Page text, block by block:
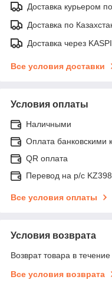
Доставка курьером
Доставка по
Доставка через
Все условия доставки
Условия оплаты
Наличными
Оплата банковскими
QR оплата
Перевод на р/с
Все условия оплаты
Условия возврата
Возврат товара в
Все условия возврата